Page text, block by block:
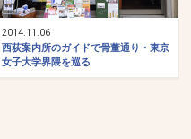
2014.11.06
西荻案内所のガイドで骨董通り・東京
女子大学界隈を巡る